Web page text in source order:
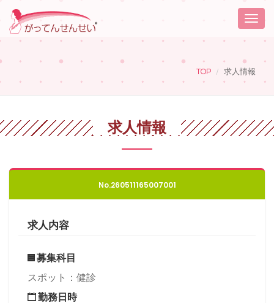
Toggle
TOP 求人情報
求人情報
No.260511165007001
求人内容
募集科目
スポット：健診
勤務日時